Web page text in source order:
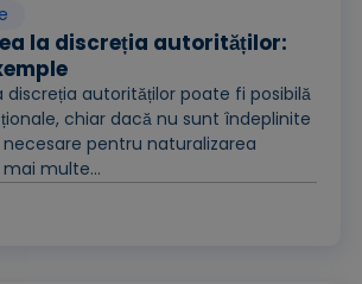
la discreția autorităților:
discreția autorităților poate fi posibilă
chiar dacă nu sunt îndeplinite
pentru naturalizarea
multe...